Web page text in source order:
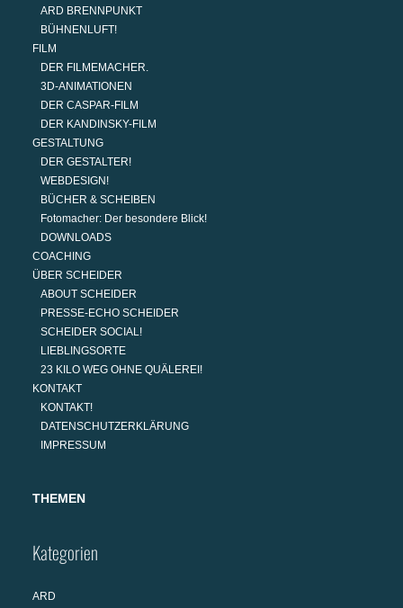
ARD BRENNPUNKT
BÜHNENLUFT!
FILM
DER FILMEMACHER.
3D-ANIMATIONEN
DER CASPAR-FILM
DER KANDINSKY-FILM
GESTALTUNG
DER GESTALTER!
WEBDESIGN!
BÜCHER & SCHEIBEN
Fotomacher: Der besondere Blick!
DOWNLOADS
COACHING
ÜBER SCHEIDER
ABOUT SCHEIDER
PRESSE-ECHO SCHEIDER
SCHEIDER SOCIAL!
LIEBLINGSORTE
23 KILO WEG OHNE QUÄLEREI!
KONTAKT
KONTAKT!
DATENSCHUTZERKLÄRUNG
IMPRESSUM
THEMEN
Kategorien
ARD